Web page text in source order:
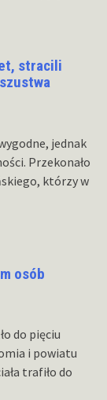
stracili
jednak
Przekonało
którzy w
osób
do pięciu
i powiatu
trafiło do